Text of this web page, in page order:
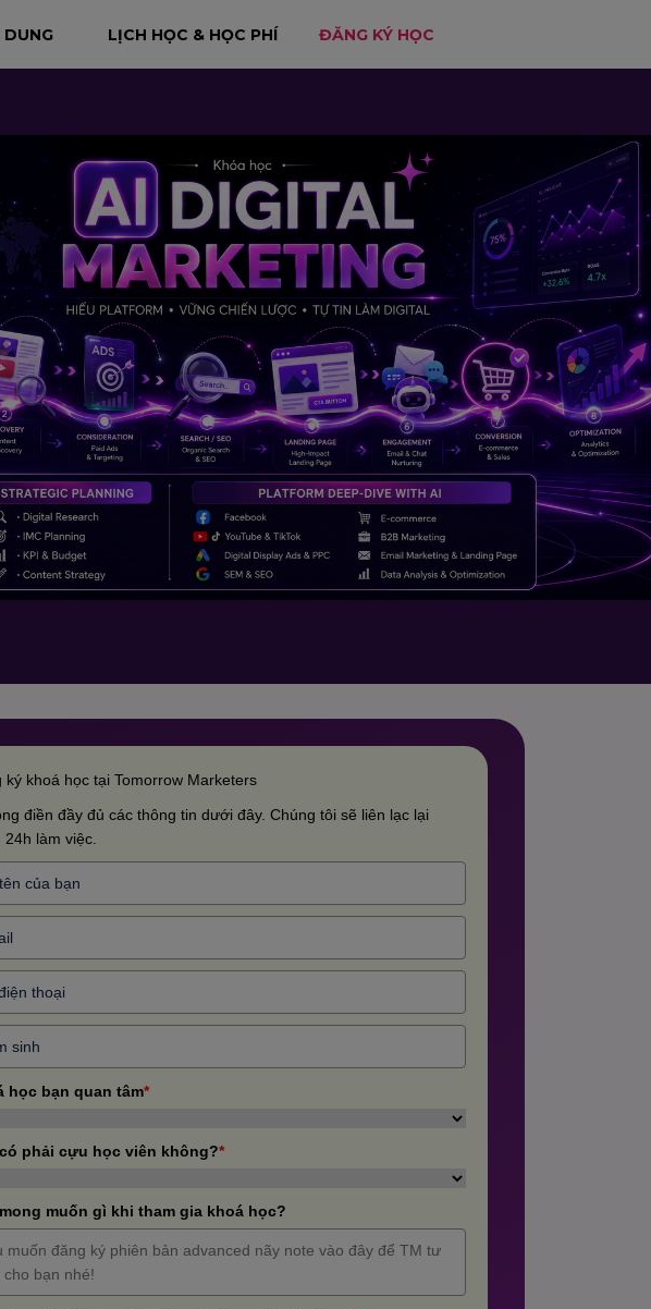
DUNG LỊCH HỌC & HỌC PHÍ ĐĂNG KÝ HỌC
ký khoá học tại Tomorrow Marketers
điền đầy đủ các thông tin dưới đây. Chúng tôi sẽ liên lạc lại
24h làm việc.
học bạn quan tâm*
phải cựu học viên không?*
muốn gì khi tham gia khoá học?